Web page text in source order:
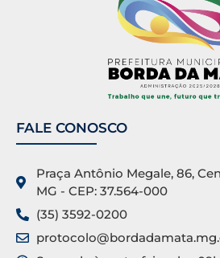
FALE CONOSCO
Praça Antônio Megale, 86,
MG - CEP: 37.564-000
(35) 3592-0200